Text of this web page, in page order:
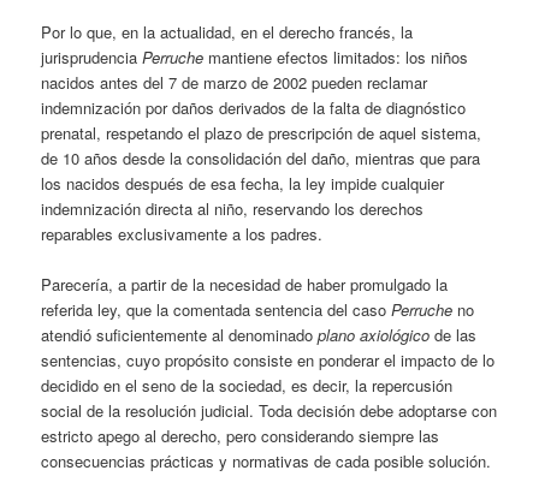
Por lo que, en la actualidad, en el derecho francés, la
jurisprudenciaPerruche mantiene efectos limitados: los niños
nacidos antes del 7 de marzo de 2002 pueden reclamar
indemnización por daños derivados de la falta de diagnóstico
prenatal, respetando el plazo de prescripción de aquel sistema,
de 10 años desde la consolidación del daño, mientras que para
los nacidos después de esa fecha, la ley impide cualquier
indemnización directa al niño, reservando los derechos
reparables exclusivamente a los padres.
Parecería, a partir de la necesidad de haber promulgado la
referida ley, que la comentada sentencia del casoPerruche no
atendió suficientemente al denominadoplano axiológico de las
sentencias, cuyo propósito consiste en ponderar el impacto de lo
decidido en el seno de la sociedad, es decir, la repercusión
social de la resolución judicial. Toda decisión debe adoptarse con
estricto apego al derecho, pero considerando siempre las
consecuencias prácticas y normativas de cada posible solución.